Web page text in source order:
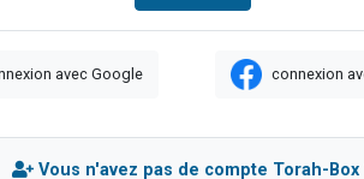
rejoindre sur WhatsApp
rejoindre sur WhatsApp
Maasser
nous rejoindre sur WhatsApp
avec Google connexion
Vous n'avez pas de compte Torah-Box